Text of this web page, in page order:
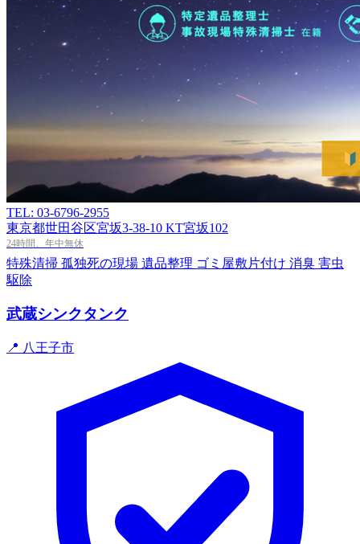
TEL: 03-6796-2955
東京都世田谷区宮坂3-38-10 KT宮坂102
24時間、年中無休
特殊清掃 孤独死の現場 遺品整理 ゴミ屋敷片付け 消臭 害虫
駆除
武蔵シンクタンク
📍 八王子市